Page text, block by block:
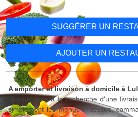
SUGGÉRER UN
AJOUTER UN
A emporter et livraison à domicile à
Si vous êtes à la recherche d'une
simplement les menus ci-dessus,